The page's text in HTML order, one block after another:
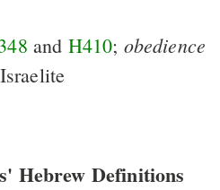
and H410; obedience
Hebrew Definitions